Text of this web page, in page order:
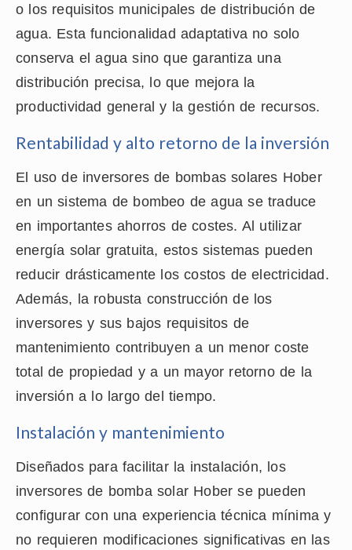
o los requisitos municipales de distribución de
agua. Esta funcionalidad adaptativa no solo
conserva el agua sino que garantiza una
distribución precisa, lo que mejora la
productividad general y la gestión de recursos.
Rentabilidad y alto retorno de la inversión
El uso de inversores de bombas solares Hober
en un sistema de bombeo de agua se traduce
en importantes ahorros de costes. Al utilizar
energía solar gratuita, estos sistemas pueden
reducir drásticamente los costos de electricidad.
Además, la robusta construcción de los
inversores y sus bajos requisitos de
mantenimiento contribuyen a un menor coste
total de propiedad y a un mayor retorno de la
inversión a lo largo del tiempo.
Instalación y mantenimiento
Diseñados para facilitar la instalación, los
inversores de bomba solar Hober se pueden
configurar con una experiencia técnica mínima y
no requieren modificaciones significativas en las